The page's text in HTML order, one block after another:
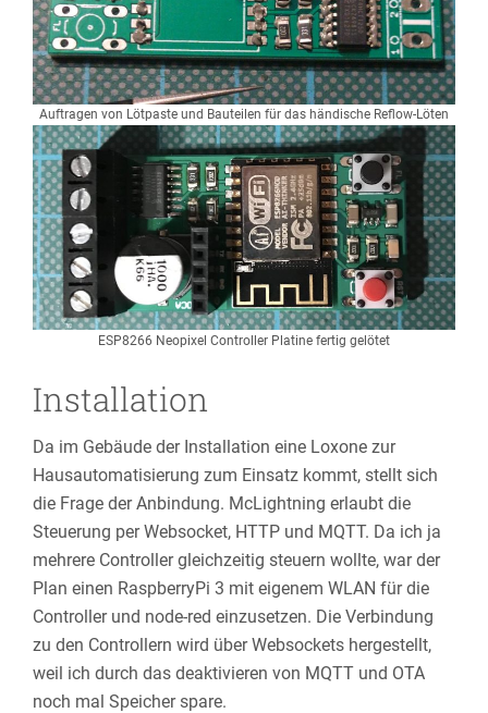
Auftragen von Lötpaste und Bauteilen für das händische Reflow-Löten
ESP8266 Neopixel Controller Platine fertig gelötet
Installation
Da im Gebäude der Installation eine Loxone zur
Hausautomatisierung zum Einsatz kommt, stellt sich
die Frage der Anbindung. McLightning erlaubt die
Steuerung per Websocket, HTTP und MQTT. Da ich ja
mehrere Controller gleichzeitig steuern wollte, war der
Plan einen RaspberryPi 3 mit eigenem WLAN für die
Controller und node-red einzusetzen. Die Verbindung
zu den Controllern wird über Websockets hergestellt,
weil ich durch das deaktivieren von MQTT und OTA
noch mal Speicher spare.